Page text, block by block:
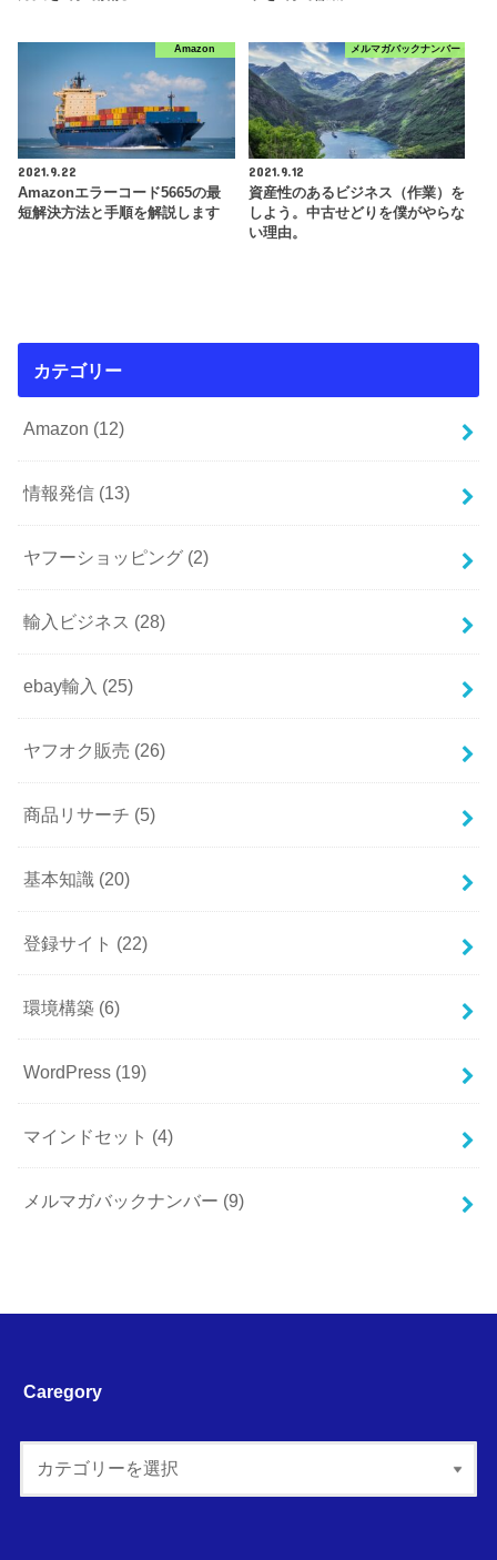
Amazon
2021.9.22
Amazonエラーコード5665の最
短解決方法と手順を解説します
メルマガバックナンバー
2021.9.12
資産性のあるビジネス（作業）を
しよう。中古せどりを僕がやらな
い理由。
カテゴリー
Amazon (12)
情報発信 (13)
ヤフーショッピング (2)
輸入ビジネス (28)
ebay輸入 (25)
ヤフオク販売 (26)
商品リサーチ (5)
基本知識 (20)
登録サイト (22)
環境構築 (6)
WordPress (19)
マインドセット (4)
メルマガバックナンバー (9)
Caregory